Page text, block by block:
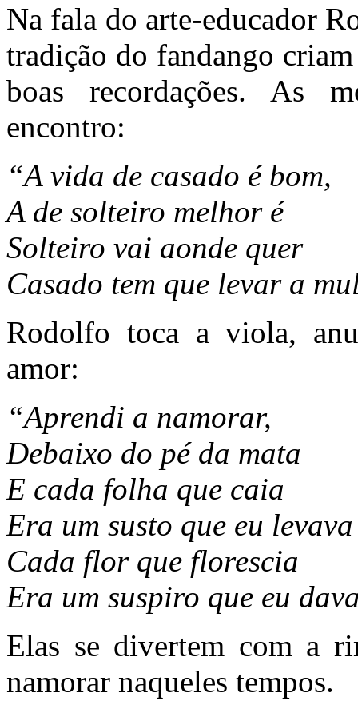
Na fala do arte-educador
tradição do fandango
boas recordações. As
encontro:
“A vida de casado é bom,
A de solteiro melhor é
Solteiro vai aonde quer
Casado tem que levar a
Rodolfo toca a viola,
amor:
“Aprendi a namorar,
Debaixo do pé da mata
E cada folha que caia
Era um susto que eu levava
Cada flor que florescia
Era um suspiro que eu
Elas se divertem com a
namorar naqueles tempos.